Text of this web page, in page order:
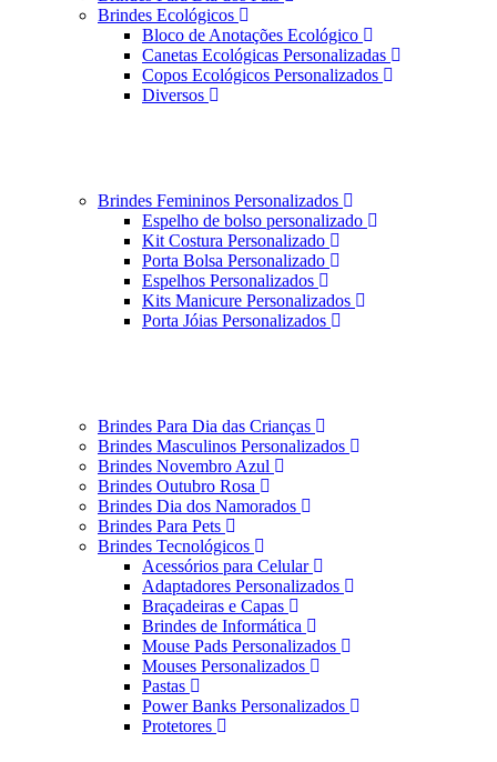
Brindes Ecológicos
Bloco de Anotações Ecológico
Canetas Ecológicas Personalizadas
Copos Ecológicos Personalizados
Diversos
Brindes Femininos Personalizados
Espelho de bolso personalizado
Kit Costura Personalizado
Porta Bolsa Personalizado
Espelhos Personalizados
Kits Manicure Personalizados
Porta Jóias Personalizados
Brindes Para Dia das Crianças
Brindes Masculinos Personalizados
Brindes Novembro Azul
Brindes Outubro Rosa
Brindes Dia dos Namorados
Brindes Para Pets
Brindes Tecnológicos
Acessórios para Celular
Adaptadores Personalizados
Braçadeiras e Capas
Brindes de Informática
Mouse Pads Personalizados
Mouses Personalizados
Pastas
Power Banks Personalizados
Protetores